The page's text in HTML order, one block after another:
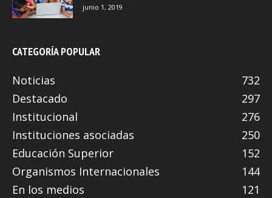
junio 1, 2019
CATEGORÍA POPULAR
Noticias
732
Destacado
297
Institucional
276
Instituciones asociadas
250
Educación Superior
152
Organismos Internacionales
144
En los medios
121